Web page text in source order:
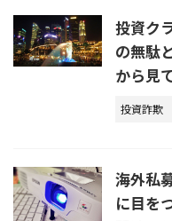
投資ク
の無駄
から見
投資詐欺
海外私
に目を